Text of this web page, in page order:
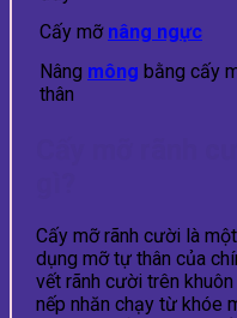
Cấy mỡ nâng ngực
Nâng mông bằng cấy
thân
Cấy mỡ rãnh cười là
dụng mỡ tự thân của
vết rãnh cười trên
nếp nhăn chạy từ khóe